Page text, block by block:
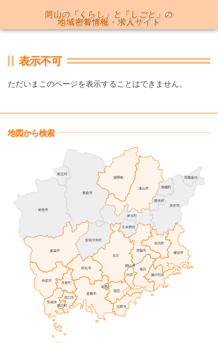
表示不可
ただいまこのページを表示することはできません。
地図から検索
岡山の「くらし」と「しごと」の
地域密着情報・求人サイト
menu